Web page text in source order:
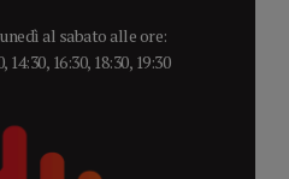
al sabato alle ore:
14:30, 16:30, 18:30, 19:30